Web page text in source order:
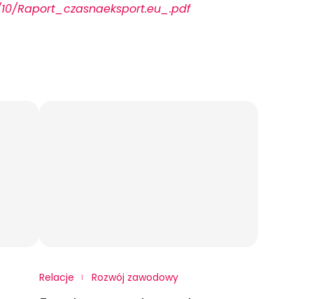
Raport_czasnaeksport.eu_.pdf
Relacje Rozwój zawodowy